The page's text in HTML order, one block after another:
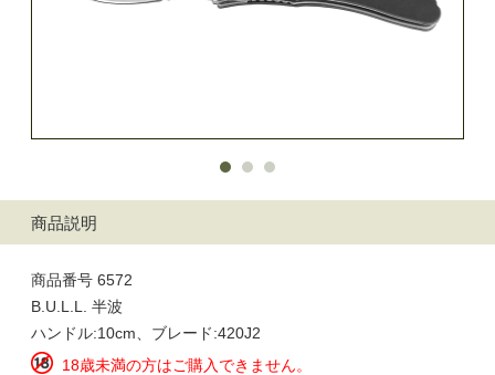
商品説明
商品番号 6572
B.U.L.L. 半波
ハンドル:10cm、ブレード:420J2
18歳未満の方はご購入できません。